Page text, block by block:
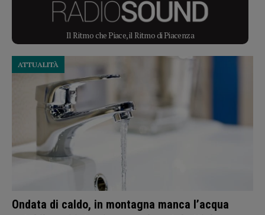
Il Ritmo che Piace, il Ritmo di Piacenza
Ondata di caldo, in montagna manca l’acqua
ATTUALITÀ